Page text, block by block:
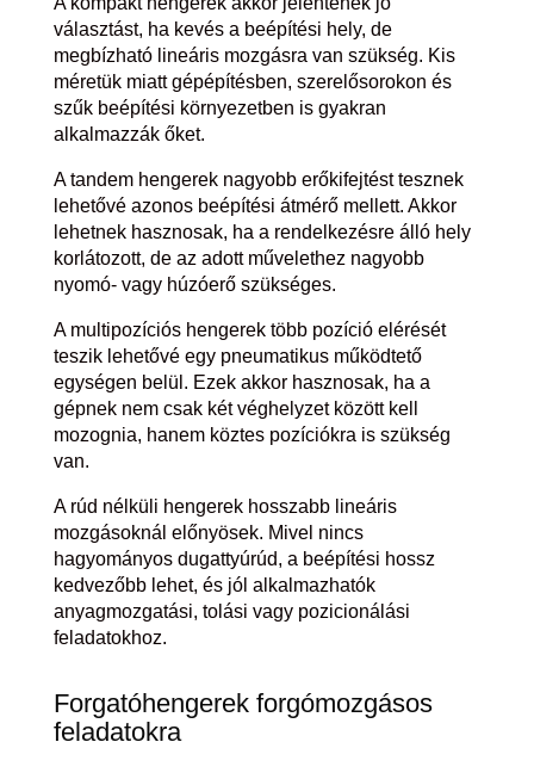
választást, ha kevés a beépítési hely, de
megbízható lineáris mozgásra van szükség. Kis
méretük miatt gépépítésben, szerelősorokon és
szűk beépítési környezetben is gyakran
alkalmazzák őket.
A tandem hengerek nagyobb erőkifejtést tesznek
lehetővé azonos beépítési átmérő mellett. Akkor
lehetnek hasznosak, ha a rendelkezésre álló hely
korlátozott, de az adott művelethez nagyobb
nyomó- vagy húzóerő szükséges.
A multipozíciós hengerek több pozíció elérését
teszik lehetővé egy pneumatikus működtető
egységen belül. Ezek akkor hasznosak, ha a
gépnek nem csak két véghelyzet között kell
mozognia, hanem köztes pozíciókra is szükség
van.
A rúd nélküli hengerek hosszabb lineáris
mozgásoknál előnyösek. Mivel nincs
hagyományos dugattyúrúd, a beépítési hossz
kedvezőbb lehet, és jól alkalmazhatók
anyagmozgatási, tolási vagy pozicionálási
feladatokhoz.
Forgatóhengerek forgómozgásos
feladatokra